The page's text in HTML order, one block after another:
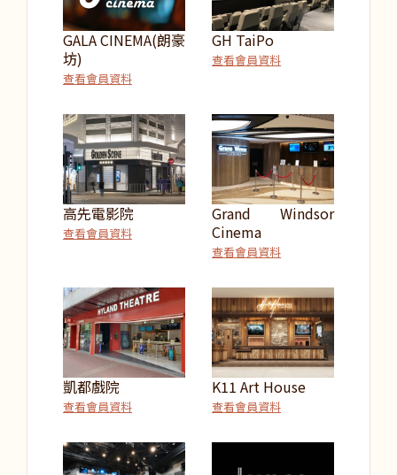
GALA CINEMA(朗豪
坊)
查看會員資料
GH TaiPo
查看會員資料
高先電影院
查看會員資料
Grand Windsor
Cinema
查看會員資料
凱都戲院
查看會員資料
K11 Art House
查看會員資料